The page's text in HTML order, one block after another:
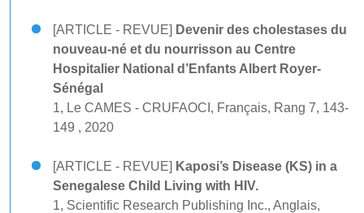
[ARTICLE - REVUE] Devenir des cholestases du
nouveau-né et du nourrisson au Centre
Hospitalier National d’Enfants Albert Royer-
Sénégal
1, Le CAMES - CRUFAOCI, Français, Rang 7, 143-
149 , 2020
[ARTICLE - REVUE] Kaposi’s Disease (KS) in a
Senegalese Child Living with HIV.
1, Scientific Research Publishing Inc., Anglais,